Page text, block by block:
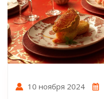
10 ноября 2024